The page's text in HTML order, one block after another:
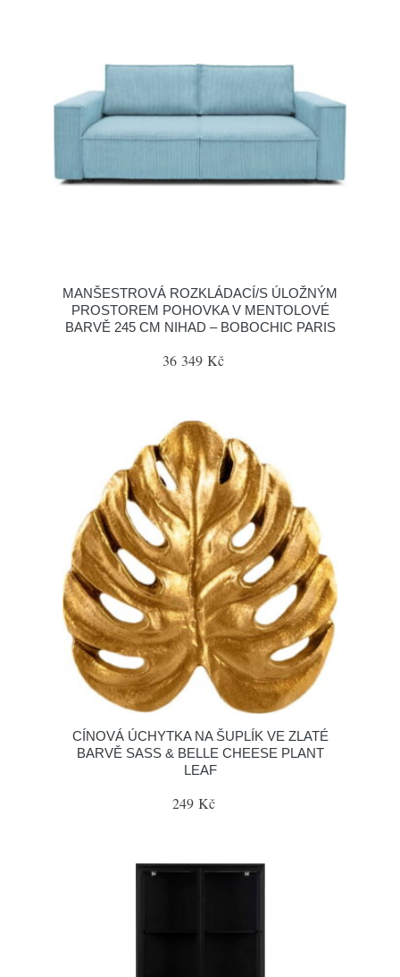
MANŠESTROVÁ ROZKLÁDACÍ/S ÚLOŽNÝM
PROSTOREM POHOVKA V MENTOLOVÉ
BARVĚ 245 CM NIHAD – BOBOCHIC PARIS
36 349 Kč
CÍNOVÁ ÚCHYTKA NA ŠUPLÍK VE ZLATÉ
BARVĚ SASS & BELLE CHEESE PLANT
LEAF
249 Kč